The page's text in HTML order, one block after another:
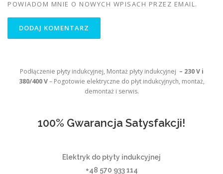
POWIADOM MNIE O NOWYCH WPISACH PRZEZ EMAIL.
Podłączenie płyty indukcyjnej, Montaż płyty indukcyjnej – 230 V i
380/400 V– Pogotowie elektryczne do płyt indukcyjnych, montaż,
demontaż i serwis.
100% Gwarancja Satysfakcji!
Elektryk do płyty indukcyjnej
+48 570 933 114